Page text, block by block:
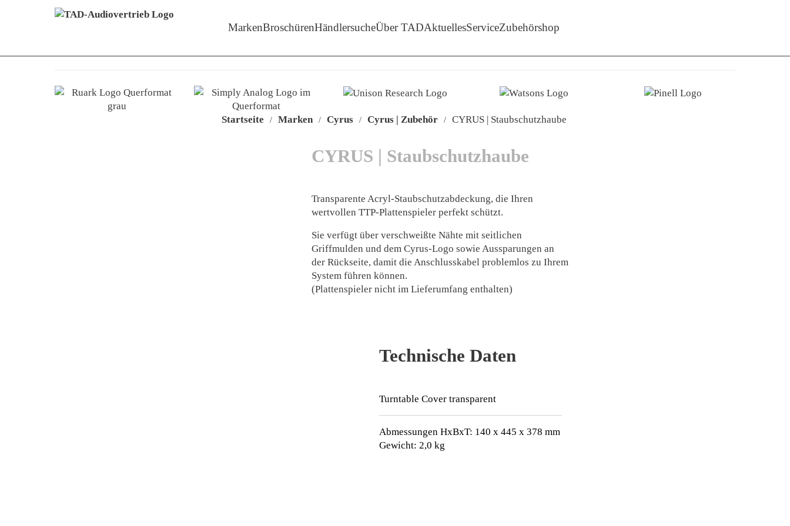
Menü überspringen
Marken
Zeige Menü-Unterpunkte von 'Marken'
BroschürenHändlersucheÜber TADAktuellesServiceZubehörshop
Startseite / Marken / Cyrus / Cyrus | Zubehör / CYRUS | Staubschutzhaube
CYRUS | Staubschutzhaube
Transparente Acryl-Staubschutzabdeckung, die Ihren
wertvollen TTP-Plattenspieler perfekt schützt.
Sie verfügt über verschweißte Nähte mit seitlichen
Griffmulden und dem Cyrus-Logo sowie Aussparungen an
der Rückseite, damit die Anschlusskabel problemlos zu Ihrem
System führen können.
(Plattenspieler nicht im Lieferumfang enthalten)
Technische Daten
Turntable Cover transparent
Abmessungen HxBxT: 140 x 445 x 378 mm
Gewicht: 2,0 kg